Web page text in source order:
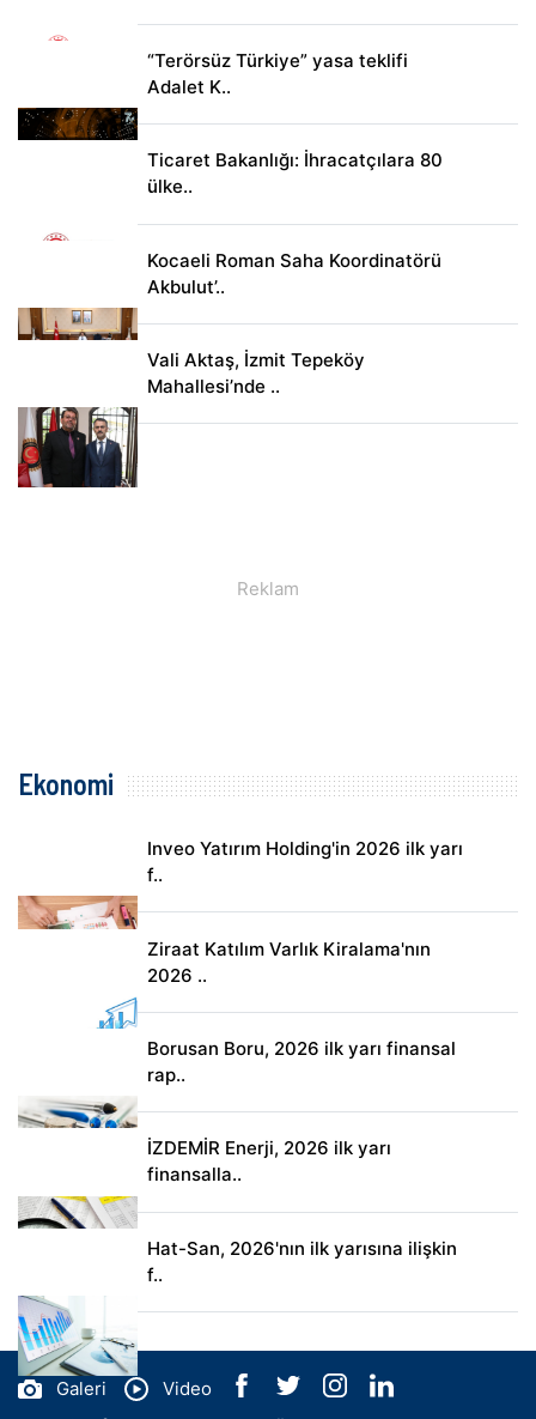
“Terörsüz Türkiye” yasa teklifi
Adalet K..
Ticaret Bakanlığı: İhracatçılara 80
ülke..
Kocaeli Roman Saha Koordinatörü
Akbulut’..
Vali Aktaş, İzmit Tepeköy
Mahallesi’nde ..
Ekonomi
Inveo Yatırım Holding'in 2026 ilk yarı
f..
Ziraat Katılım Varlık Kiralama'nın
2026 ..
Borusan Boru, 2026 ilk yarı finansal
rap..
İZDEMİR Enerji, 2026 ilk yarı
finansalla..
Hat-San, 2026'nın ilk yarısına ilişkin
f..
Galeri
Video